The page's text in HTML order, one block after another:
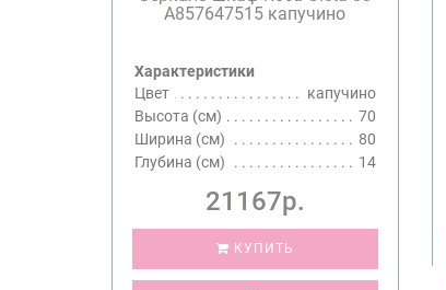
A857647515 капучино
Характеристики
Цвет
капучино
Высота (см)
70
Ширина (см)
80
Глубина (см)
14
21167р.
КУПИТЬ